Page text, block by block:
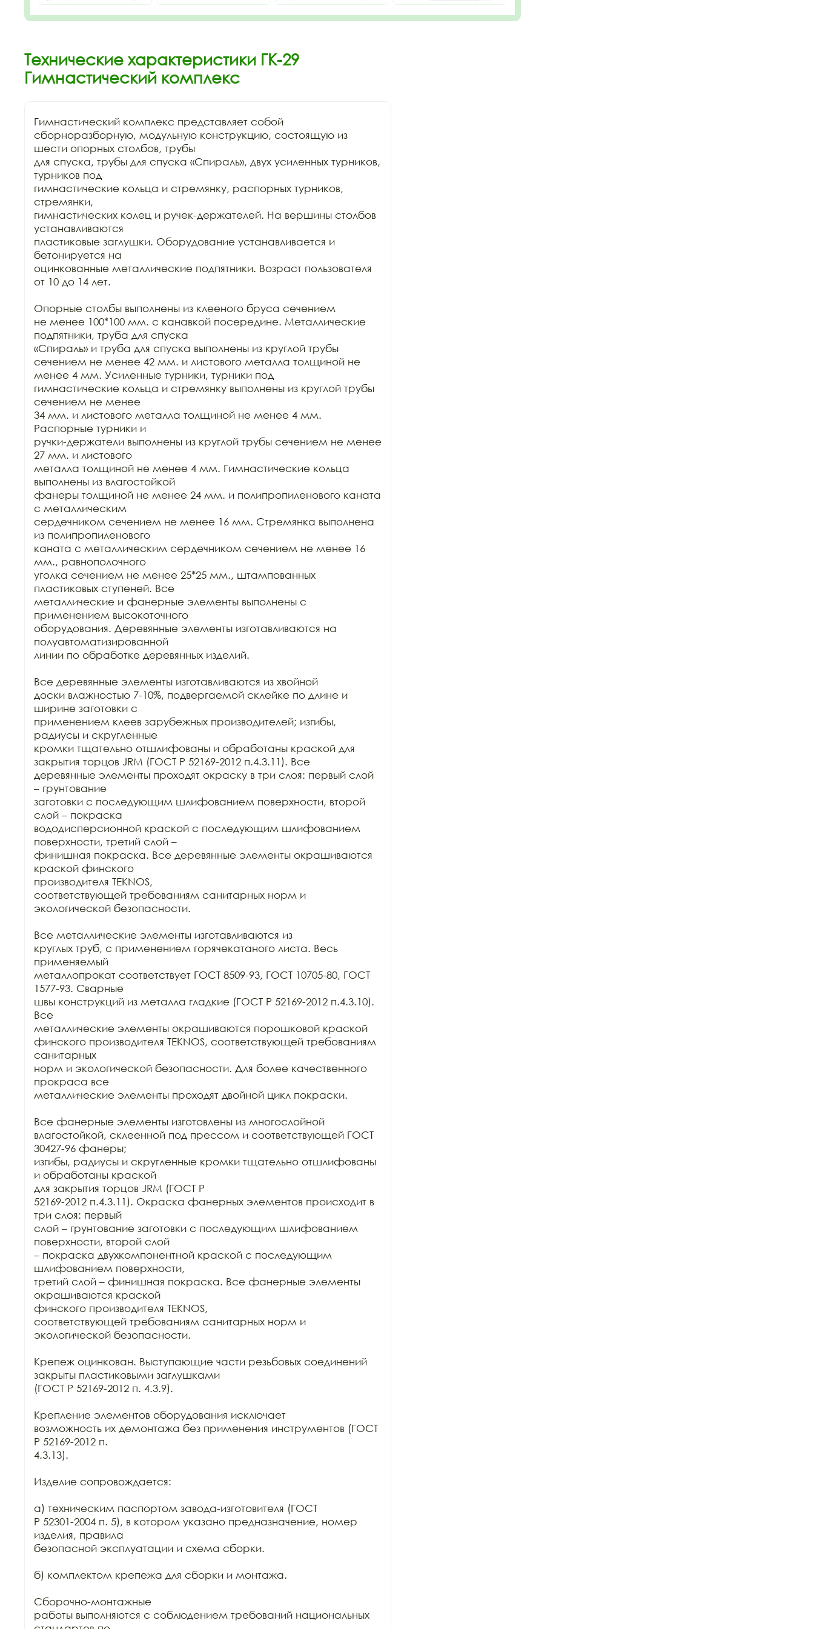
Технические характеристики ГК-29
Гимнастический комплекс
Гимнастический комплекс представляет собой
сборноразборную, модульную конструкцию, состоящую из
шести опорных столбов, трубы
для спуска, трубы для спуска «Спираль», двух усиленных турников,
турников под
гимнастические кольца и стремянку, распорных турников,
стремянки,
гимнастических колец и ручек-держателей. На вершины столбов
устанавливаются
пластиковые заглушки. Оборудование устанавливается и
бетонируется на
оцинкованные металлические подпятники. Возраст пользователя
от 10 до 14 лет.
Опорные столбы выполнены из клееного бруса сечением
не менее 100*100 мм. с канавкой посередине. Металлические
подпятники, труба для спуска
«Спираль» и труба для спуска выполнены из круглой трубы
сечением не менее 42 мм. и листового металла толщиной не
менее 4 мм. Усиленные турники, турники под
гимнастические кольца и стремянку выполнены из круглой трубы
сечением не менее
34 мм. и листового металла толщиной не менее 4 мм.
Распорные турники и
ручки-держатели выполнены из круглой трубы сечением не менее
27 мм. и листового
металла толщиной не менее 4 мм. Гимнастические кольца
выполнены из влагостойкой
фанеры толщиной не менее 24 мм. и полипропиленового каната
с металлическим
сердечником сечением не менее 16 мм. Стремянка выполнена
из полипропиленового
каната с металлическим сердечником сечением не менее 16
мм., равнополочного
уголка сечением не менее 25*25 мм., штампованных
пластиковых ступеней. Все
металлические и фанерные элементы выполнены с
применением высокоточного
оборудования. Деревянные элементы изготавливаются на
полуавтоматизированной
линии по обработке деревянных изделий.
Все деревянные элементы изготавливаются из хвойной
доски влажностью 7-10%, подвергаемой склейке по длине и
ширине заготовки с
применением клеев зарубежных производителей; изгибы,
радиусы и скругленные
кромки тщательно отшлифованы и обработаны краской для
закрытия торцов JRM (ГОСТ Р 52169-2012 п.4.3.11). Все
деревянные элементы проходят окраску в три слоя: первый слой
– грунтование
заготовки с последующим шлифованием поверхности, второй
слой – покраска
вододисперсионной краской с последующим шлифованием
поверхности, третий слой –
финишная покраска. Все деревянные элементы окрашиваются
краской финского
производителя TEKNOS,
соответствующей требованиям санитарных норм и
экологической безопасности.
Все металлические элементы изготавливаются из
круглых труб, с применением горячекатаного листа. Весь
применяемый
металлопрокат соответствует ГОСТ 8509-93, ГОСТ 10705-80, ГОСТ
1577-93. Сварные
швы конструкций из металла гладкие (ГОСТ Р 52169-2012 п.4.3.10).
Все
металлические элементы окрашиваются порошковой краской
финского производителя TEKNOS, соответствующей требованиям
санитарных
норм и экологической безопасности. Для более качественного
прокраса все
металлические элементы проходят двойной цикл покраски.
Все фанерные элементы изготовлены из многослойной
влагостойкой, склеенной под прессом и соответствующей ГОСТ
30427-96 фанеры;
изгибы, радиусы и скругленные кромки тщательно отшлифованы
и обработаны краской
для закрытия торцов JRM (ГОСТ Р
52169-2012 п.4.3.11). Окраска фанерных элементов происходит в
три слоя: первый
слой – грунтование заготовки с последующим шлифованием
поверхности, второй слой
– покраска двухкомпонентной краской с последующим
шлифованием поверхности,
третий слой – финишная покраска. Все фанерные элементы
окрашиваются краской
финского производителя TEKNOS,
соответствующей требованиям санитарных норм и
экологической безопасности.
Крепеж оцинкован. Выступающие части резьбовых соединений
закрыты пластиковыми заглушками
(ГОСТ Р 52169-2012 п. 4.3.9).
Крепление элементов оборудования исключает
возможность их демонтажа без применения инструментов (ГОСТ
Р 52169-2012 п.
4.3.13).
Изделие сопровождается:
а) техническим паспортом завода-изготовителя (ГОСТ
Р 52301-2004 п. 5), в котором указано предназначение, номер
изделия, правила
безопасной эксплуатации и схема сборки.
б) комплектом крепежа для сборки и монтажа.
Сборочно-монтажные
работы выполняются с соблюдением требований национальных